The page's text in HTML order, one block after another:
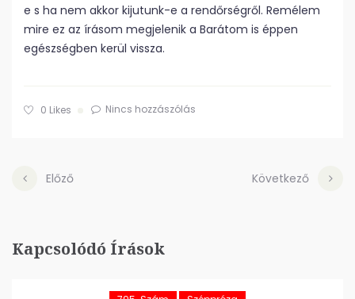
e s ha nem akkor kijutunk-e a rendőrségről. Remélem
mire ez az írásom megjelenik a Barátom is éppen
egészségben kerül vissza.
0 Likes Nincs hozzászólás
Előző Következő
Kapcsolódó Írások